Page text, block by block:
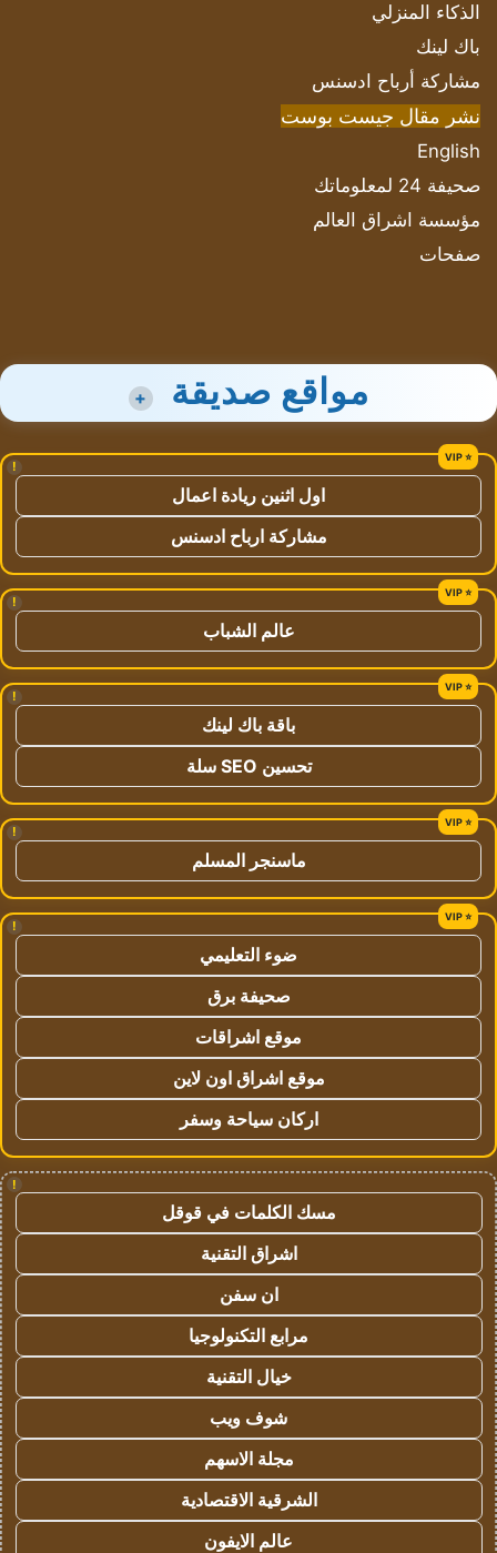
الذكاء المنزلي
باك لينك
مشاركة أرباح ادسنس
نشر مقال جيست بوست
English
صحيفة 24 لمعلوماتك
مؤسسة اشراق العالم
صفحات
مواقع صديقة +
!
اول اثنين ريادة اعمال
مشاركة ارباح ادسنس
!
عالم الشباب
!
باقة باك لينك
تحسين SEO سلة
!
ماسنجر المسلم
!
ضوء التعليمي
صحيفة برق
موقع اشراقات
موقع اشراق اون لاين
اركان سياحة وسفر
!
مسك الكلمات في قوقل
اشراق التقنية
ان سفن
مرابع التكنولوجيا
خيال التقنية
شوف ويب
مجلة الاسهم
الشرقية الاقتصادية
عالم الايفون